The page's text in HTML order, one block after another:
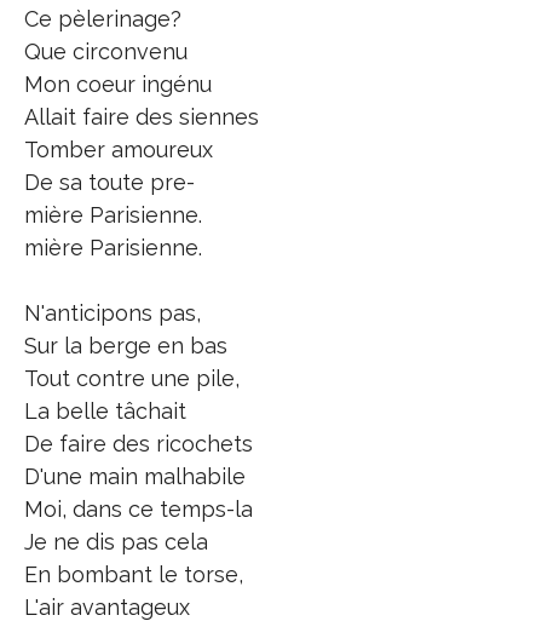
Ce pèlerinage?
Que circonvenu
Mon coeur ingénu
Allait faire des siennes
Tomber amoureux
De sa toute pre-
mière Parisienne.
mière Parisienne.
N'anticipons pas,
Sur la berge en bas
Tout contre une pile,
La belle tâchait
De faire des ricochets
D'une main malhabile
Moi, dans ce temps-la
Je ne dis pas cela
En bombant le torse,
L'air avantageux